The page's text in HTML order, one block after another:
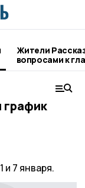
Жители
вопросами к
график
и 7 января.